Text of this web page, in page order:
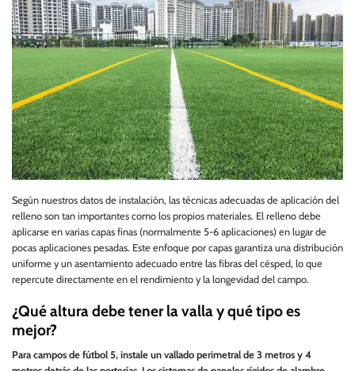
Según nuestros datos de instalación, las técnicas adecuadas de aplicación del
relleno son tan importantes como los propios materiales. El relleno debe
aplicarse en varias capas finas (normalmente 5-6 aplicaciones) en lugar de
pocas aplicaciones pesadas. Este enfoque por capas garantiza una distribución
uniforme y un asentamiento adecuado entre las fibras del césped, lo que
repercute directamente en el rendimiento y la longevidad del campo.
¿Qué altura debe tener la valla y qué tipo es
mejor?
Para campos de fútbol 5, instale un vallado perimetral de 3 metros y 4